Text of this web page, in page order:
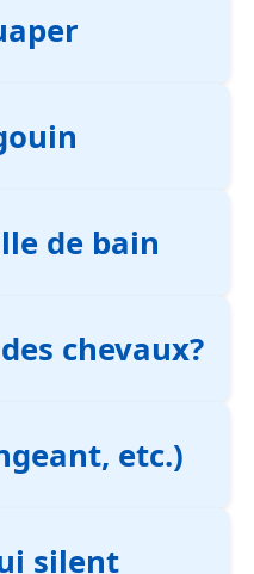
de bain
chevaux?
etc.)
silent